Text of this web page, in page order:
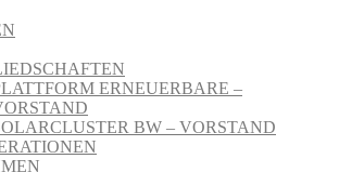
ERNEUERBARE –
BW – VORSTAND